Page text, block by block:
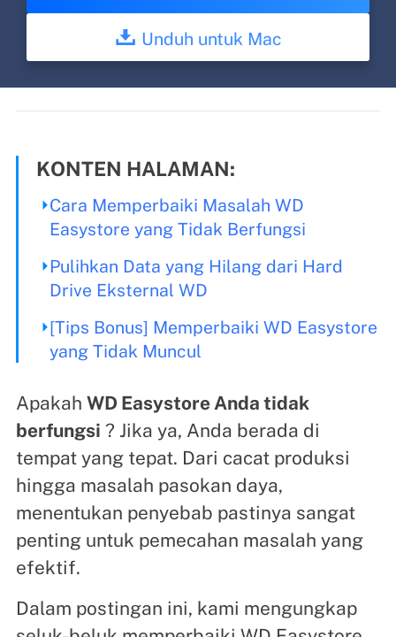
Unduh untuk Mac
KONTEN HALAMAN:
Cara Memperbaiki Masalah WD
Easystore yang Tidak Berfungsi
Pulihkan Data yang Hilang dari Hard
Drive Eksternal WD
[Tips Bonus] Memperbaiki WD Easystore
yang Tidak Muncul
Apakah WD Easystore Anda tidak
berfungsi ? Jika ya, Anda berada di
tempat yang tepat. Dari cacat produksi
hingga masalah pasokan daya,
menentukan penyebab pastinya sangat
penting untuk pemecahan masalah yang
efektif.
Dalam postingan ini, kami mengungkap